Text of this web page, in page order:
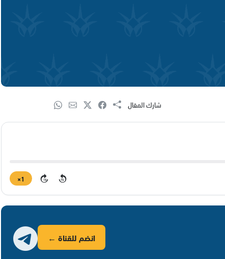
شارك المقال
15
15
1×
انضم للقناة ←